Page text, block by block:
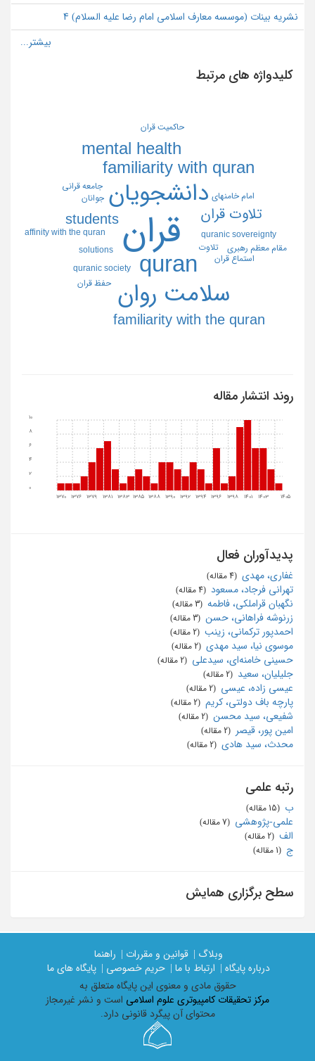
نشریه بینات (موسسه معارف اسلامی امام رضا علیه السلام) 4
کلیدواژه های مرتبط
قران
quran
دانشجويان
سلامت روان
familiarity with quran
mental health
familiarity with the quran
students تلاوت قران
affinity with the quran
quranic society
quranic sovereignty
solutions
استماع قران
امام خامنهاي
تلاوت
جامعه قراني
جوانان
حاكميت قران
حفظ قران
مقام معظم رهبري
روند انتشار مقاله
1370 1376 1379 1381 1383 1385 1388 1390 1392 1394 1396 1398 1401 1403 1405
8
10
پدیدآوران فعال
غفاری، مهدی
تهرانی فرجاد، مسعود
نگهبان قراملکی، فاطمه
زرنوشه فراهانی، حسن
احمدپور ترکمانی، زینب
موسوی نیا، سید مهدی
حسینی خامنه‌ای، سیدعلی
جلیلیان، سعید
عیسی زاده، عیسی
پارچه باف دولتی، کریم
شفیعی، سید محسن
امین پور، قیصر
محدث، سید هادی
رتبه علمی
ب
علمی-پژوهشی
الف
ج
سطح برگزاری همایش
وبلاگ | قوانین و مقررات |
راهنما
درباره پایگاه |
ارتباط با ما | حریم خصوصی |
پایگاه های ما
حقوق مادی و معنوی اين پايگاه متعلق به
مرکز تحقیقات کامپیوتری علوم اسلامی است و نشر غیرمجاز
محتوای آن پیگرد قانونی دارد.